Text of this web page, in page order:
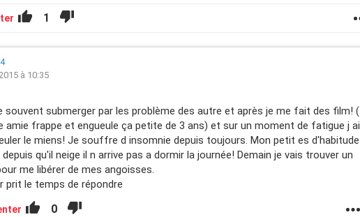
1
à 10:35
souvent submerger par les problème des autre et après je me fait des film! (
amie frappe et engueule ça petite de 3 ans) et sur un moment de fatigue j ai
le miens! Je souffre d insomnie depuis toujours. Mon petit es d'habitude
qu'il neige il n arrive pas a dormir la journée! Demain je vais trouver un
me libérer de mes angoisses.
prit le temps de répondre
0